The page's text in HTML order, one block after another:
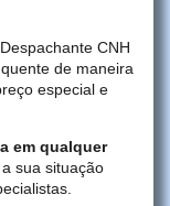
CNH
de maneira
especial e
em qualquer
sua situação